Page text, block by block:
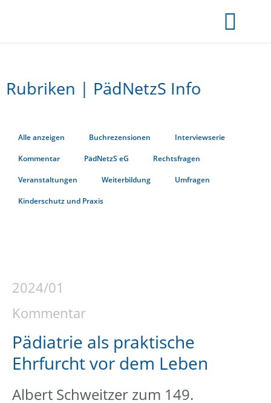
Rubriken | PädNetzS Info
Alle anzeigen Buchrezensionen Interviewserie
Kommentar PädNetzS eG Rechtsfragen
Veranstaltungen Weiterbildung Umfragen
Kinderschutz und Praxis
2024/01
Kommentar
Pädiatrie als praktische
Ehrfurcht vor dem Leben
Albert Schweitzer zum 149.